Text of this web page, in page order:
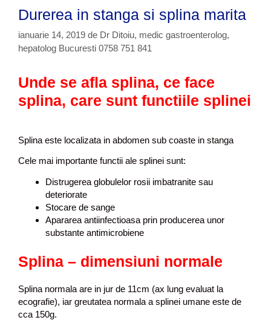
Durerea in stanga si splina marita
ianuarie 14, 2019 de Dr Ditoiu, medic gastroenterolog,
hepatolog Bucuresti 0758 751 841
Unde se afla splina, ce face
splina, care sunt functiile splinei
Splina este localizata in abdomen sub coaste in stanga
Cele mai importante functii ale splinei sunt:
Distrugerea globulelor rosii imbatranite sau
deteriorate
Stocare de sange
Apararea antiinfectioasa prin producerea unor
substante antimicrobiene
Splina – dimensiuni normale
Splina normala are in jur de 11cm (ax lung evaluat la
ecografie), iar greutatea normala a splinei umane este de
cca 150g.